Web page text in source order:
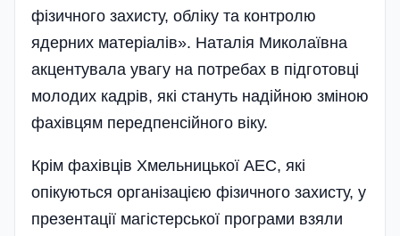
фізичного захисту, обліку та контролю
ядерних матеріалів». Наталія Миколаївна
акцентувала увагу на потребах в підготовці
молодих кадрів, які стануть надійною зміною
фахівцям передпенсійного віку.
Крім фахівців Хмельницької АЕС, які
опікуються організацією фізичного захисту, у
презентації магістерської програми взяли